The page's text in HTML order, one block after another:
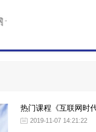
热门课程《互联网时
2019-11-07 14:21:22